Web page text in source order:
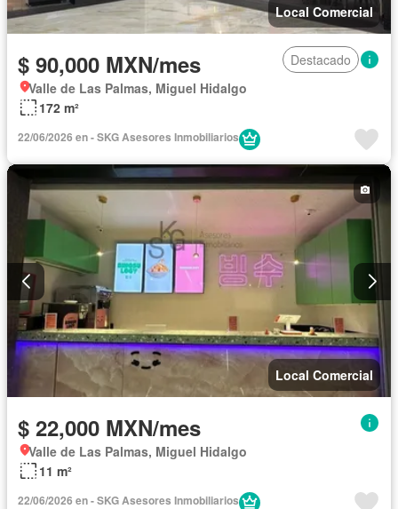
Local Comercial
$ 90,000 MXN/mes
Destacado
Valle de Las Palmas, Miguel Hidalgo
172 m²
22/06/2026 en - SKG Asesores Inmobiliarios
Local Comercial
$ 22,000 MXN/mes
Valle de Las Palmas, Miguel Hidalgo
11 m²
22/06/2026 en - SKG Asesores Inmobiliarios